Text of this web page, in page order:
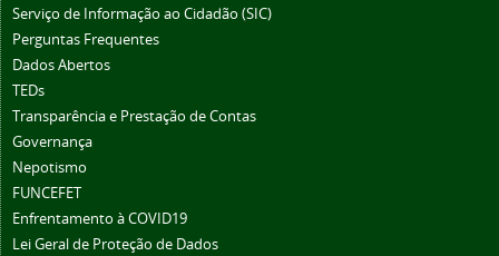
Serviço de Informação ao Cidadão (SIC)
Perguntas Frequentes
Dados Abertos
TEDs
Transparência e Prestação de Contas
Governança
Nepotismo
FUNCEFET
Enfrentamento à COVID19
Lei Geral de Proteção de Dados